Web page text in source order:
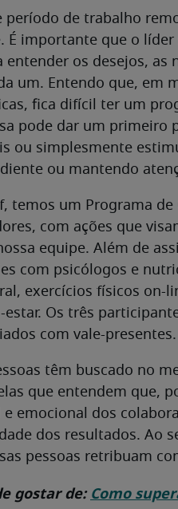
período de trabalho
É importante que o
entender os desejos, as
um. Entendo que, em
fica difícil ter um
pode dar um primeiro
ou simplesmente
ou mantendo
temos um Programa
com ações que
equipe. Além de
com psicólogos e
exercícios físicos on-
estar. Os três
com vale-presentes.
têm buscado no
que entendem que,
emocional dos
dos resultados. Ao
pessoas retribuam
gostar de: Como